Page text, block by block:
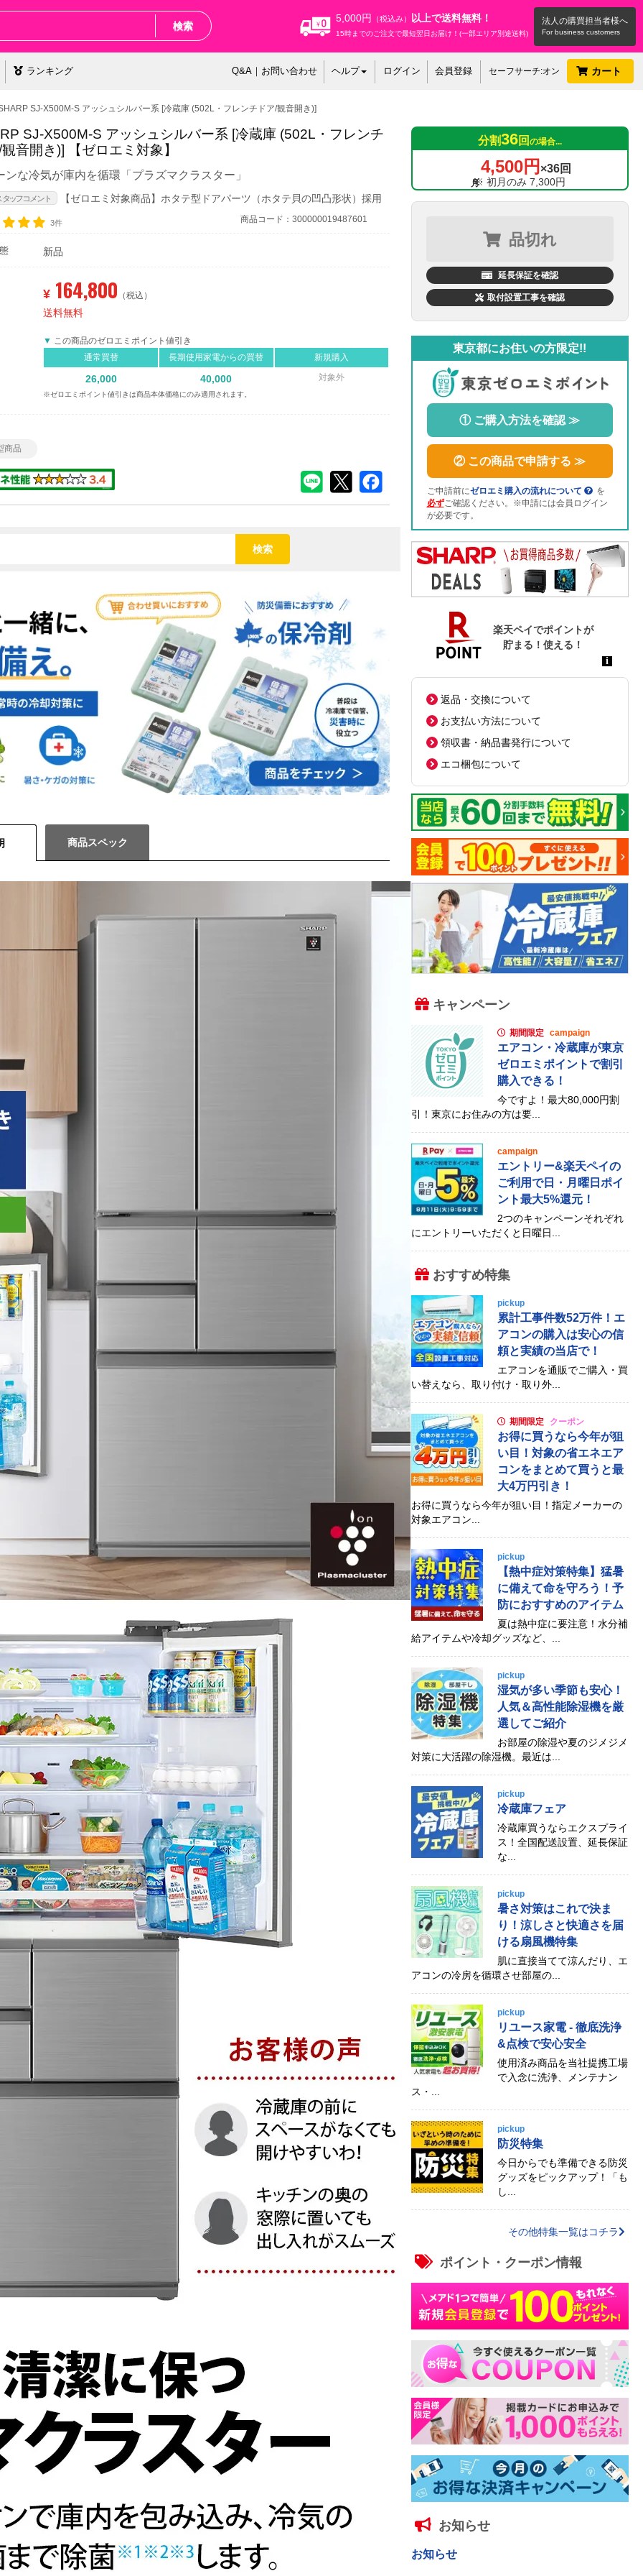
検索 法人の購買担当者様へ
5,000円 （税込み） 以上で送料無料！
15時までのご注文で最短翌日お届け！(一部エリア別途送料)
ランキング Q&A｜お問い合わせ ヘルプ ログイン 会員登録 セーフサーチ:オン カート
SJ-X500M-S アッシュシルバー系 [冷蔵庫 (502L・フレンチドア/観音開き)]
SJ-X500M-S アッシュシルバー系 [冷蔵庫 (502L・フレンチ
音開き)]
【ゼロエミ対象】
ンな冷気が庫内を循環「プラズマクラスター」
【ゼロエミ対象商品】 ホタテ型ドアパーツ（ホタテ貝の凹凸形状）採用
3件 商品コード：300000019487601
新品
¥ 164,800 （税込）
送料無料
この商品のゼロエミポイント値引き
通常買替
長期使用家電からの買替 新規購入
26,000 40,000 対象外
※ゼロエミポイント値引きは商品本体価格にのみ適用されます。
商品
検索
商品スペック
分割36回 の場合...
4,500円 ×36回
※ 初月のみ 7,300円
品切れ
延長保証を確認
取付設置工事を確認
東京都にお住いの方限定!!
① ご購入方法を確認 ≫
② この商品で申請する ≫
ご申請前にゼロエミ購入の流れについて
を
必ずご確認ください。※申請には会員ログイン
が必要です。
返品・交換について
お支払い方法について
領収書・納品書発行について
エコ梱包について
キャンペーン
期間限定 campaign
エアコン・冷蔵庫が東京
ゼロエミポイントで割引
購入できる！
今ですよ！最大80,000円割
引！東京にお住みの方は要...
campaign
エントリー&楽天ペイの
ご利用で日・月曜日ポイ
ント最大5%還元！
2つのキャンペーンそれぞれ
にエントリーいただくと日曜日...
おすすめ特集
pickup
累計工事件数52万件！エ
アコンの購入は安心の信
頼と実績の当店で！
エアコンを通販でご購入・買
い替えなら、取り付け・取り外...
期間限定 クーポン
お得に買うなら今年が狙
い目！対象の省エネエア
コンをまとめて買うと最
大4万円引き！
お得に買うなら今年が狙い目！指定メーカーの
対象エアコン...
pickup
【熱中症対策特集】猛暑
に備えて命を守ろう！予
防におすすめのアイテム
夏は熱中症に要注意！水分補
給アイテムや冷却グッズなど、...
pickup
湿気が多い季節も安心！
人気＆高性能除湿機を厳
選してご紹介
お部屋の除湿や夏のジメジメ
対策に大活躍の除湿機。最近は...
pickup
冷蔵庫フェア
冷蔵庫買うならエクスプライ
ス！全国配送設置、延長保証
な...
pickup
暑さ対策はこれで決ま
り！涼しさと快適さを届
ける扇風機特集
肌に直接当てて涼んだり、エ
アコンの冷房を循環させ部屋の...
pickup
リユース家電 - 徹底洗浄
&点検で安心安全
使用済み商品を当社提携工場
で入念に洗浄、メンテナン
ス・...
pickup
防災特集
今日からでも準備できる防災
グッズをピックアップ！「も
し...
その他特集一覧はコチラ
ポイント・クーポン情報
お知らせ
お知らせ